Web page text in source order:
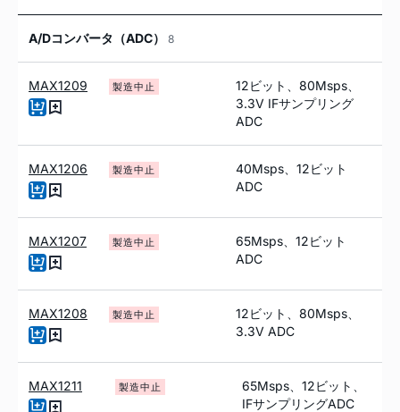
A/Dコンバータ（ADC） 8
MAX1209 製造中止
12ビット、80Msps、
3.3V IFサンプリング
ADC
MAX1206 製造中止
40Msps、12ビット
ADC
MAX1207 製造中止
65Msps、12ビット
ADC
MAX1208 製造中止
12ビット、80Msps、
3.3V ADC
MAX1211 製造中止
65Msps、12ビット、
IFサンプリングADC